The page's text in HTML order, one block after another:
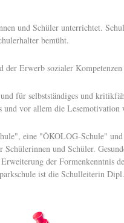
und Schüler unterrichtet.
bemüht.
Erwerb sozialer
für selbstständiges und
vor allem die Lesemotivation
eine "ÖKOLOG-Schule"
und Schüler.
der Formenkenntnis
ist die Schulleiterin